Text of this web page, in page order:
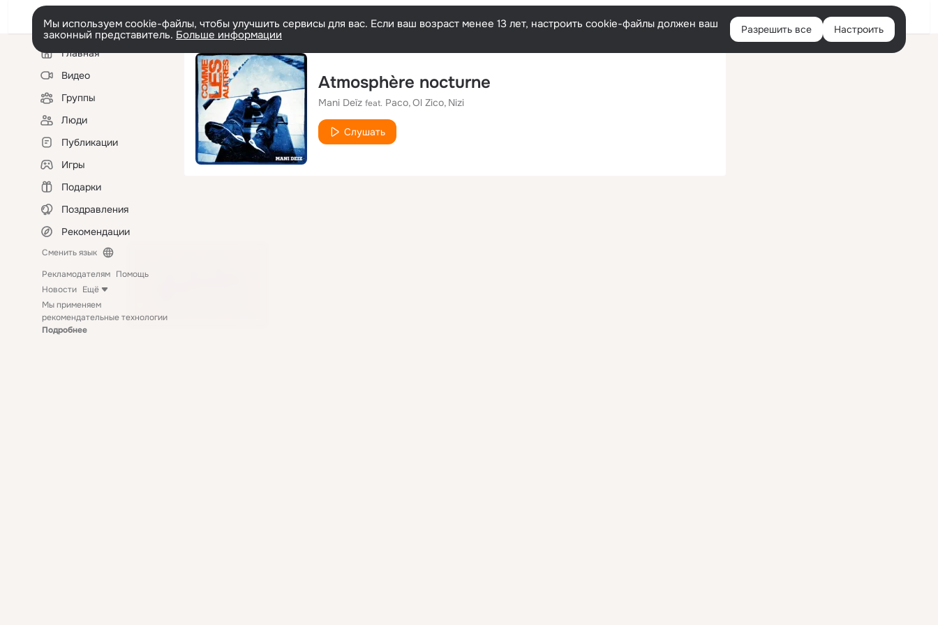
Войти
Мы используем cookie-файлы, чтобы улучшить сервисы для вас. Если ваш возраст менее 13 лет, настроить cookie-файлы должен ваш
законный представитель. Больше информации Разрешить все Настроить
Левая
колонкаГлавная
Видео
Группы
Люди
Публикации
Игры
Подарки
Поздравления
Рекомендации
Сменить язык
Рекламодателям Помощь
Новости Ещё
Мы применяем
рекомендательные технологии
Подробнее
Atmosphère nocturne
Mani Deïz feat. Paco Ol Zico Nizi
Слушать